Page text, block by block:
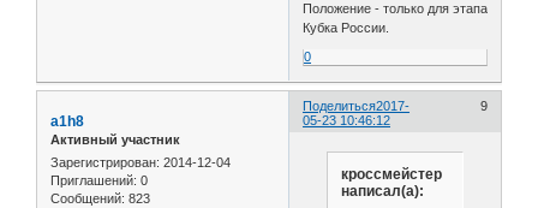
Положение - только для этапа
Кубка России.
0
Поделиться 9
2017-
05-23 10:46:12
a1h8
Активный участник
Зарегистрирован: 2014-12-04
Приглашений: 0
Сообщений: 823
кроссмейстер
написал(а):